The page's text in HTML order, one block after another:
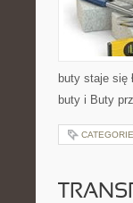
buty staje się
buty i Buty